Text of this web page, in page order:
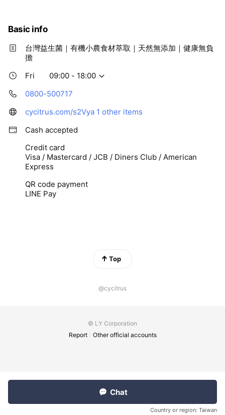
Basic info
台灣益生菌｜有機小農食材萃取｜天然無添加｜健康無負
擔
Fri
09:00 - 18:00
0800-500717
cycitrus.com/s2Vya 1 other items
Cash accepted
Credit card
Visa / Mastercard / JCB / Diners Club / American
Express
QR code payment
LINE Pay
Top
@cycitrus
© LY Corporation
Report
Other official accounts
Chat
Country or region: Taiwan